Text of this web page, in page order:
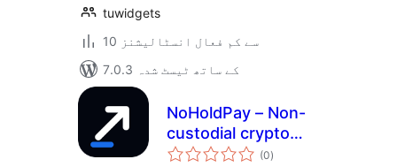
tuwidgets
10 سے کم فعال انسٹالیشنز
7.0.3 کے ساتھ ٹیسٹ شدہ
NoHoldPay – Non-
custodial crypto
payments
(0مجموعی
درجہ
)